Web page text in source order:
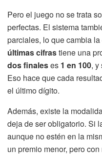
Pero el juego no se trata
perfectas. El sistema
parciales, lo que cambia
últimas cifrastiene una
dos finaleses 1 en 100, y
Eso hace que cada
el último dígito.
Además, existe la
deja de ser obligatorio. Si
aunque no estén en la
un premio menor, pero